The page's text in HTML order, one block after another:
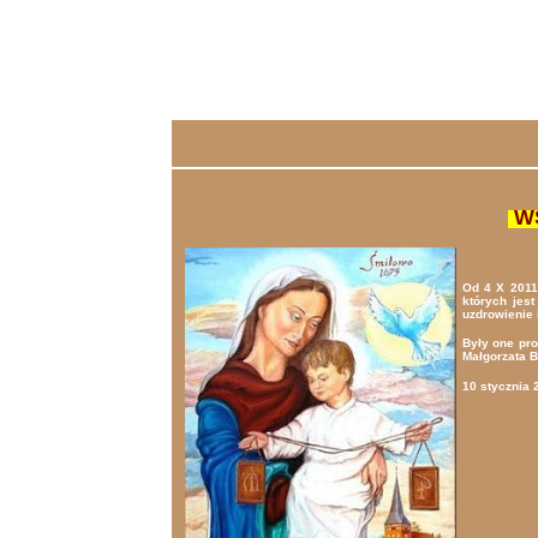
Od 4 X
których jest
uzdrowienie
Były one
Małgorzata
10 stycznia